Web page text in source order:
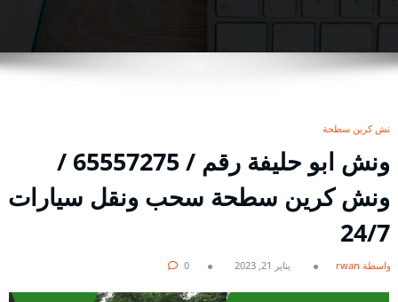
ونش كرين سطحة
ونش ابو حليفة رقم / 65557275 /
ونش كرين سطحة سحب ونقل سيارات
24/7
بواسطة rwan يناير 21, 2023 0